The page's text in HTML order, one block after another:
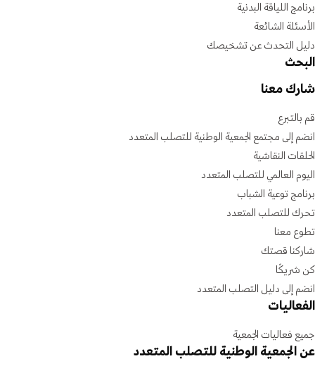
برنامج اللياقة البدنية
الأسئلة الشائعة
دليل التحدث عن تشخيصك
البحث
شارك معنا
قم بالتبرع
انضم إلى مجتمع الجمعية الوطنية للتصلب المتعدد
الحلقات النقاشية
اليوم العالمي للتصلب المتعدد
برنامج توعية الشباب
تحرك للتصلب المتعدد
تطوع معنا
شاركنا قصتك
كن شريكًا
انضم إلى دليل التصلب المتعدد
الفعاليات
جميع فعاليات الجمعية
عن الجمعية الوطنية للتصلب المتعدد